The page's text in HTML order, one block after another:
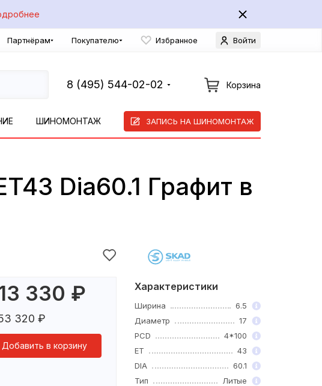
Партнёрам Покупателю Избранное Войти
8 (495) 544-02-02 Корзина
ШИНОМОНТАЖ ЗАПИСЬ НА ШИНОМОНТАЖ
Dia60.1 Графит в
330 ₽
320 ₽
Добавить в корзину
Характеристики
Ширина
6.5
Диаметр
17
PCD
4*100
ET
43
DIA
60.1
Тип
Литые